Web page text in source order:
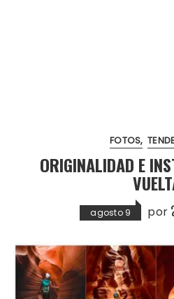
FOTOS
ORIGINALIDAD E
agosto 9 por